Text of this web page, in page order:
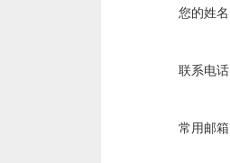
您的姓
联系电
常用邮